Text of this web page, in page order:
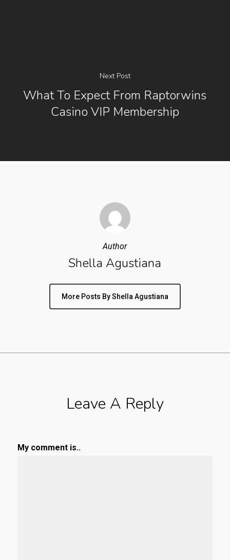
Next Post
What To Expect From Raptorwins
Casino VIP Membership
Author
Shella Agustiana
More Posts By Shella Agustiana
Leave A Reply
My comment is..